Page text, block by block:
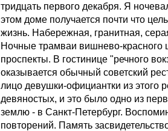
тридцать первого декабря. Я
этом доме получается почти что
жизнь. Набережная, гранитная,
Ночные трамваи вишнево-красного
проспекты. В гостинице "речного
оказывается обычный советский
лицо девушки-официантки из этого
девяностых, и это было одно из
землю - в Санкт-Петербург.
повторений. Память